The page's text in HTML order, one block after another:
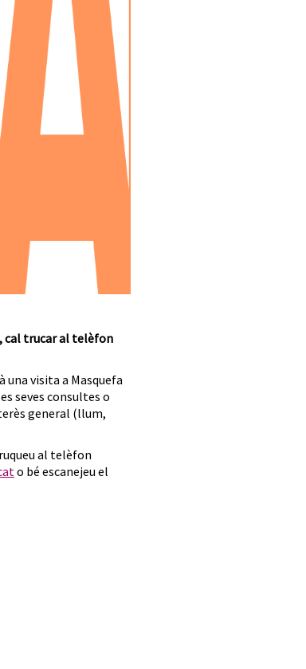
cal trucar al telèfon
una visita a Masquefa
seves consultes o
general (llum,
al telèfon
o bé escanejeu el